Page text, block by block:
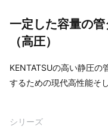
一定した容量の
（高圧）
KENTATSUの高い静圧の
するための現代高性能そ
シリーズ